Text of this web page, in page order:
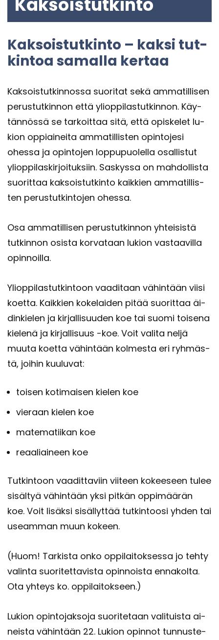
Kak­sois­tut­kin­to – kaksi tut­
kin­toa sa­mal­la ker­taa
Kak­sois­tut­kin­nos­sa suo­ri­tat sekä am­ma­til­li­sen
pe­rus­tut­kin­non että yli­op­pi­las­tut­kin­non. Käy­
tän­nös­sä se tar­koit­taa sitä, että opis­ke­let lu­
kion op­piai­nei­ta am­ma­til­lis­ten opin­to­je­si
ohes­sa ja opin­to­jen lop­pu­puo­lel­la osal­lis­tut
yli­op­pi­las­kir­joi­tuk­siin. Sas­kys­sa on mah­dol­lis­ta
suo­rit­taa kak­sois­tut­kin­to kaik­kien am­ma­til­lis­
ten pe­rus­tut­kin­to­jen ohes­sa.
Osa am­ma­til­li­sen pe­rus­tut­kin­non yh­tei­sis­tä
tut­kin­non osis­ta kor­va­taan lu­kion vas­taa­vil­la
opin­noil­la.
Yli­op­pi­las­tut­kin­toon vaa­di­taan vä­hin­tään viisi
koet­ta. Kaik­kien ko­ke­lai­den pitää suo­rit­taa äi­
din­kie­len ja kir­jal­li­suu­den koe tai suomi toi­se­na
kie­le­nä ja kir­jal­li­suus -koe. Voit va­li­ta neljä
muuta koet­ta vä­hin­tään kol­mes­ta eri ryh­mäs­
tä, joi­hin kuu­lu­vat:
toi­sen ko­ti­mai­sen kie­len koe
vie­raan kie­len koe
ma­te­ma­tii­kan koe
re­aa­liai­neen koe
Tut­kin­toon vaa­dit­ta­viin vii­teen ko­kee­seen tulee
si­säl­tyä vä­hin­tään yksi pit­kän op­pi­mää­rän
koe. Voit li­säk­si si­säl­lyt­tää tut­kin­too­si yhden tai
useam­man muun ko­keen.
(Huom! Tar­kis­ta onko op­pi­lai­tok­ses­sa jo tehty
va­lin­ta suo­ri­tet­ta­vis­ta opin­nois­ta en­na­kol­ta.
Ota yh­teys ko. op­pi­lai­tok­seen.)
Lu­kion opin­to­jak­so­ja suo­ri­te­taan va­li­tuis­ta ai­
neis­ta vä­hin­tään 22. Lu­kion opin­not tun­nus­te­